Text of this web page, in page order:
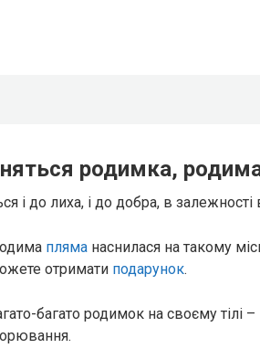
родимка,
і до лиха, і до добра, в залежності
пляма наснилася на такому
отримати подарунок.
багато родимок на своєму